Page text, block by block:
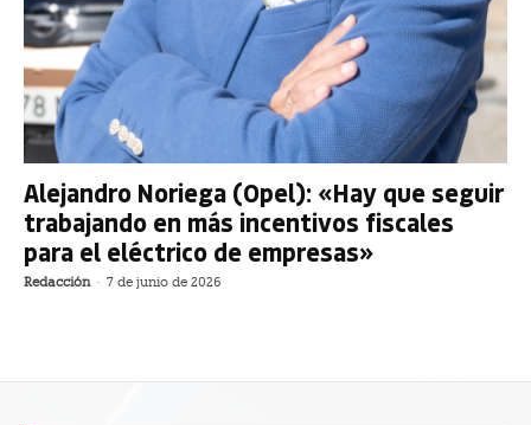
Alejandro Noriega (Opel): «Hay que seguir
trabajando en más incentivos fiscales
para el eléctrico de empresas»
Redacción - 7 de junio de 2026